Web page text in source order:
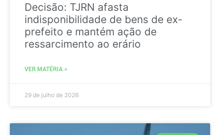
Decisão: TJRN afasta
indisponibilidade de bens de ex-
prefeito e mantém ação de
ressarcimento ao erário
VER MATÉRIA »
29 de julho de 2026